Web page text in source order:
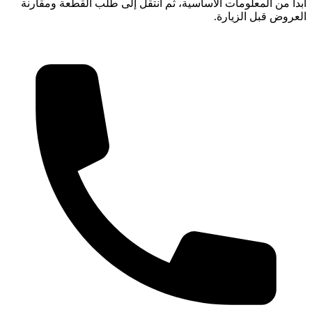
ابدأ من المعلومات الأساسية، ثم انتقل إلى طلب القطعة ومقارنة
العروض قبل الزيارة.